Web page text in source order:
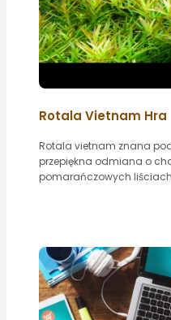
Rotala Vietnam Hra
Rotala vietnam znana
przepiękna odmiana o
pomarańczowych